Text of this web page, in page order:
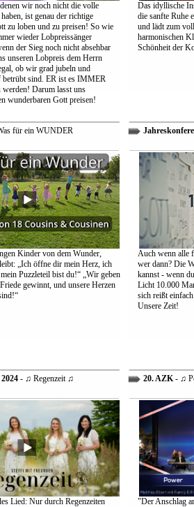
wir noch nicht die volle
ist genau der richtige
zu loben und zu preisen! So wie
wieder Lobpreissänger
der Sieg noch nicht absehbar
unseren Lobpreis dem Herrn
ob wir grad jubeln und
betrübt sind. ER ist es IMMER
werden! Darum lasst uns
wunderbaren Gott preisen!
Das idyllische
die sanfte Ruhe
und lädt zum
harmonischen
Schönheit der
für ein WUNDER
Kinder von dem Wunder,
„Ich öffne dir mein Herz, ich
Puzzleteil bist du!“ „Wir geben
gewinnt, und unsere Herzen
Auch wenn alle
wer dann? Die
kannst - wenn
Licht 10.000
sich reißt
Unsere Zeit!
- ♫ Regenzeit ♫
Lied: Nur durch Regenzeiten
20. AZK- ♫
"Der Anschlag